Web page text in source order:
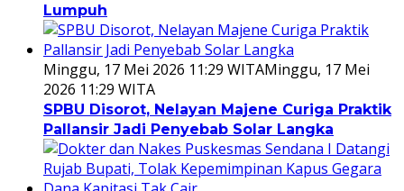
Lumpuh
Minggu, 17 Mei 2026 11:29 WITAMinggu, 17 Mei
2026 11:29 WITA
SPBU Disorot, Nelayan Majene Curiga Praktik
Pallansir Jadi Penyebab Solar Langka